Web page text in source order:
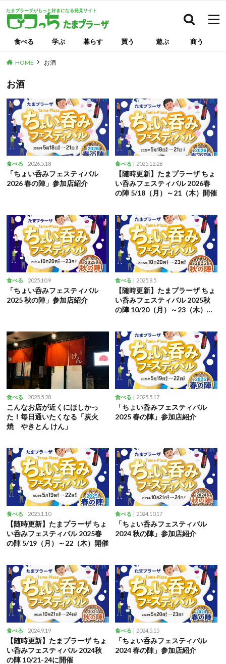
たまプラーザがもっと好きになる発見サイト
食べる 学ぶ 暮らす 買う 遊ぶ 商う
HOME お酒
お酒
食べる 2026.5.18
「ちょい呑みフェスティバル
2026 春の陣」参加店紹介
食べる 2025.12.26
【随時更新】たまプラーザ ちょ
い呑みフェスティバル 2026春
の陣 5/18（月）～21（木）開催
食べる 2025.10.9
「ちょい呑みフェスティバル
2025 秋の陣」参加店紹介
食べる 2025.8.5
【随時更新】たまプラーザ ちょ
い呑みフェスティバル 2025秋
の陣 10/20（月）～23（木）開
食べる 2025.5.28
こんなお店が近くにほしかっ
た！毎日通いたくなる「炭火
焼 やきとん けん」
食べる 2025.5.17
「ちょい呑みフェスティバル
2025 春の陣」参加店紹介
食べる 2025.1.10
【随時更新】たまプラーザ ちょ
い呑みフェスティバル 2025春
の陣 5/19（月）～22（木）開催
食べる 2024.10.17
「ちょい呑みフェスティバル
2024 秋の陣」参加店紹介
食べる 2024.9.19
【随時更新】たまプラーザ ちょ
い呑みフェスティバル 2024秋
の陣 10/21-24に開催
食べる 2024.5.15
「ちょい呑みフェスティバル
2024 春の陣」参加店紹介